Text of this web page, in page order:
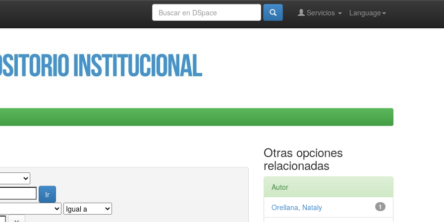
Language
Servicios
Otras opciones
relacionadas
Autor
1
Orellana, Nataly